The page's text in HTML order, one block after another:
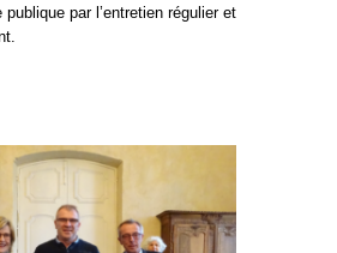
par l’entretien régulier et